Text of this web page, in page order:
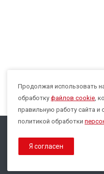
Продолжая использовать
обработку файлов cookie,
правильную работу сайта и
политикой обработки
Я согласен
© 2026 Все